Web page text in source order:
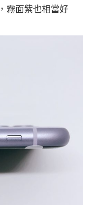
霧面紫也相當好